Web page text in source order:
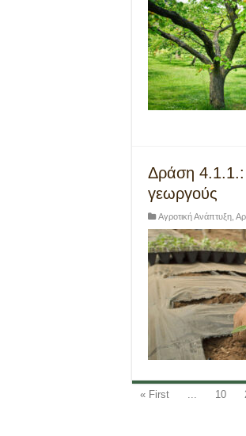
Δράση 4.1.1.:
γεωργούς
Αγροτική Ανάπτυξη
« First ... 10